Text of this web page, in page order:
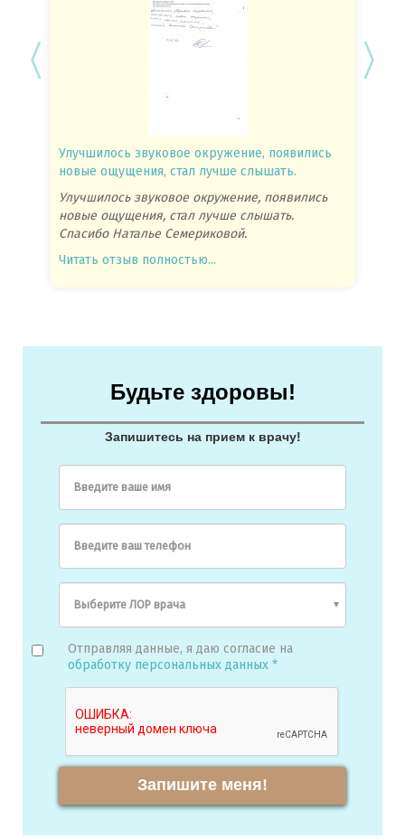
Улучшилось звуковое окружение, появились
новые ощущения, стал лучше слышать.
Улучшилось звуковое окружение, появились
новые ощущения, стал лучше слышать.
Спасибо Наталье Семериковой.
Читать отзыв полностью...
Будьте здоровы!
Запишитесь на прием к врачу!
Введите ваше имя
Введите ваш телефон
Отправляя данные, я даю согласие на
обработку персональных данных *
Запишите меня!